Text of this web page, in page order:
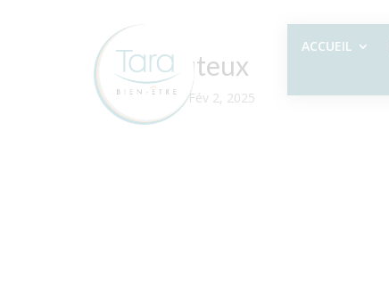
ACCUEIL
Rebouteux
par Sylvie|Fév 2, 2025